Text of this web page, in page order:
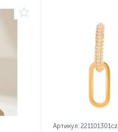
Артикул: 221101301cz